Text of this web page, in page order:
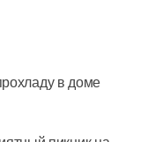
в доме